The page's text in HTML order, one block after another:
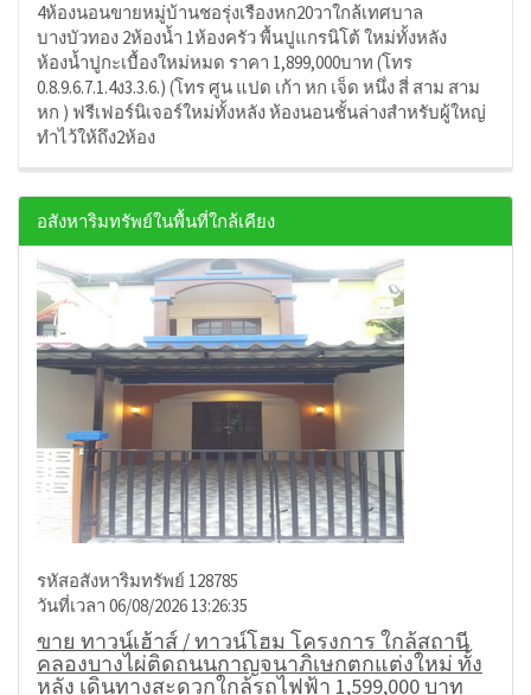
4ห้องนอนขายหมู่บ้านชอรุ่งเรืองหก20วาใกล้เทศบาล
บางบัวทอง 2ห้องน้ำ 1ห้องครัว พื้นปูแกรนิโต้ ใหม่ทั้งหลัง
ห้องน้ำปูกะเบื้องใหม่หมด ราคา 1,899,000บาท (โทร
0.8.9.6.7.1.4ง3.3.6.) (โทร ศูน แปด เก้า หก เจ็ด หนึ่ง สี่ สาม สาม
หก ) ฟรีเฟอร์นิเจอร์ใหม่ทั้งหลัง ห้องนอนชั้นล่างสำหรับผู้ใหญ่
ทำไว้ให้ถึง2ห้อง
อสังหาริมทรัพย์ในพื้นที่ใกล้เคียง
รหัสอสังหาริมทรัพย์ 128785
วันที่เวลา 06/08/2026 13:26:35
ขาย ทาวน์เฮ้าส์ / ทาวน์โฮม โครงการ ใกล้สถานี
คลองบางไผ่ติดถนนกาญจนาภิเษกตกแต่งใหม่ ทั้ง
หลัง เดินทางสะดวกใกล้รถไฟฟ้า 1,599,000 บาท